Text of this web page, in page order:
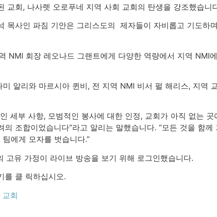
교회, 나사렛 오로푸네 지역 사회 교회의 탄생을 강조했습니
목사인 파짐 기안은 그리스도의 제자들이 자비롭고 기도하
NMI 회장 레오나드 그랜트에게 다양한 역량에서 지역 NMI
알리와 마르시아 퀸비, 전 지역 NMI 비서 펄 해리스, 지역
세부 사항, 모범적인 봉사에 대한 인정, 교회가 아직 없는
조합이었습니다”라고 알리는 말했습니다. “모든 것을 함
에게 모자를 벗습니다.”
유 가정이 라이브 방송을 보기 위해 로그인했습니다.
클 릭하십시오.
회